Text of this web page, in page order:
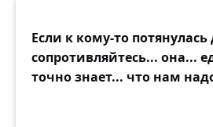
Если к кому-то
сопротивляйтесь... она...
точно знает... что нам